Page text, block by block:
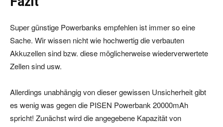
Super günstige Powerbanks empfehlen ist immer so eine
Sache. Wir wissen nicht wie hochwertig die verbauten
Akkuzellen sind bzw. diese möglicherweise wiederverwertete
Zellen sind usw.
Allerdings unabhängig von dieser gewissen Unsicherheit gibt
es wenig was gegen die PISEN Powerbank 20000mAh
spricht! Zunächst wird die angegebene Kapazität von